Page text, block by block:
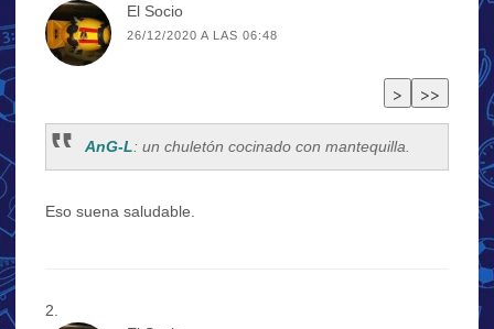
El Socio
26/12/2020 A LAS 06:48
AnG-L: un chuletón cocinado con mantequilla.
Eso suena saludable.